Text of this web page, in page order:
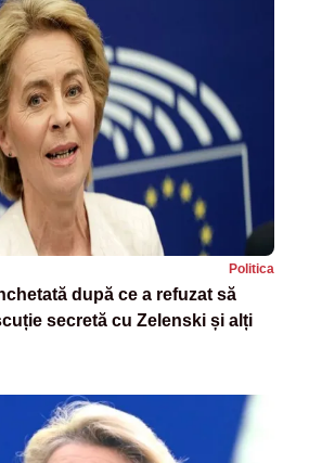
Politica
după ce a refuzat să
secretă cu Zelenski și alți